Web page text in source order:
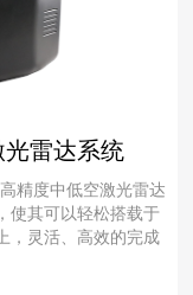
光雷达系统
精度中低空激光雷达
使其可以轻松搭载于
，灵活、高效的完成